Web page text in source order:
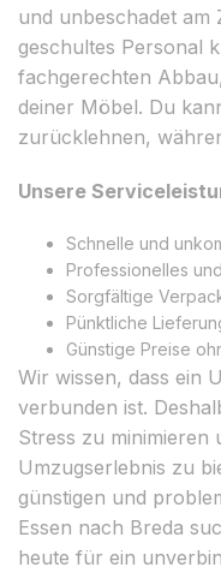
und unbeschadet am
geschultes Personal
fachgerechten
deiner Möbel. Du
zurücklehnen,
Unsere
Schnelle und
Professionelles
Sorgfältige
Pünktliche
Günstige Preise
Wir wissen, dass ein
verbunden ist.
Stress zu minimieren
Umzugserlebnis zu
günstigen und
Essen nach Breda
heute für ein